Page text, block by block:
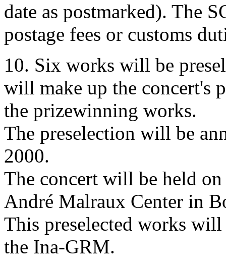
date as postmarked). The
postage fees or customs
10. Six works will be
will make up the concert's
the prizewinning works.
The preselection will be
2000.
The concert will be held
André Malraux Center in
This preselected works
the Ina-GRM.